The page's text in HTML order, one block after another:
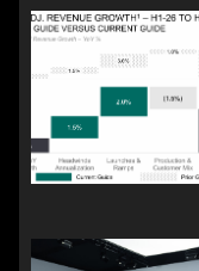
ー
シ
ョ
ン